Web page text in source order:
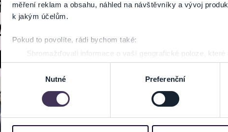
měření reklam a obsahu, náhled na návštěvníky a vývoj
k jakým účelům.
Pokud to povolíte, rádi bychom také:
Shromažďovali informace o vaší geografické poloze,
Identifikovali vaše zařízení pomocí aktivního skenování
Zjistěte více o tom, jak zpracováváme vaše osobní údaje, a
můžete kdykoliv změnit nebo odvolat v části Prohlášení o
informace o vašem zařízení nebo vaší aktivitě na našich
Výběr
Nutné Preferenční